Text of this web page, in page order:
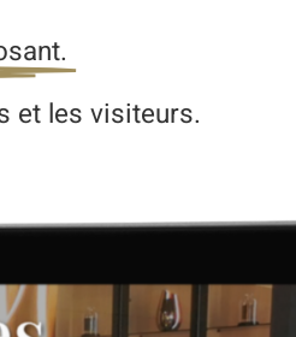
et les visiteurs.